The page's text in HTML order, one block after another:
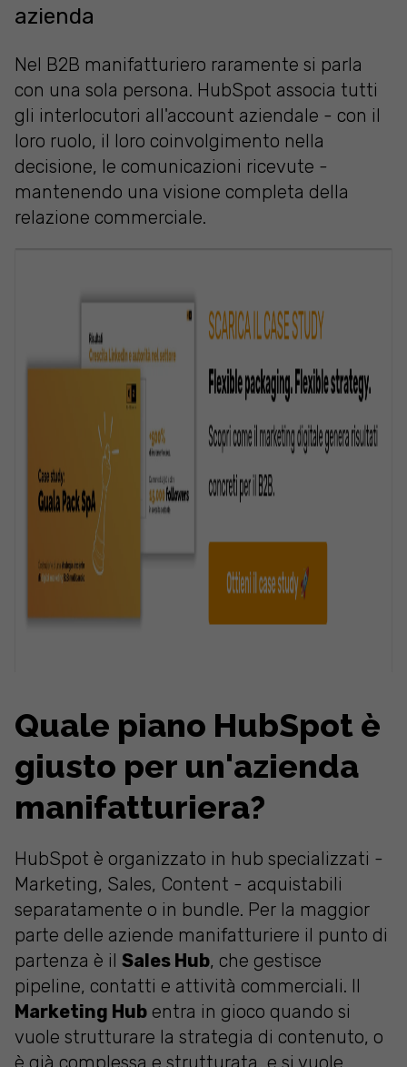
azienda
Nel B2B manifatturiero raramente si parla
con una sola persona. HubSpot associa tutti
gli interlocutori all'account aziendale - con il
loro ruolo, il loro coinvolgimento nella
decisione, le comunicazioni ricevute -
mantenendo una visione completa della
relazione commerciale.
Quale piano HubSpot è
giusto per un'azienda
manifatturiera?
HubSpot è organizzato in hub specializzati -
Marketing, Sales, Content - acquistabili
separatamente o in bundle. Per la maggior
parte delle aziende manifatturiere il punto di
partenza è il Sales Hub, che gestisce
pipeline, contatti e attività commerciali. Il
Marketing Hub entra in gioco quando si
vuole strutturare la strategia di contenuto, o